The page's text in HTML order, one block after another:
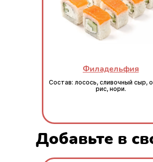
Филадельфия
Состав: лосось, сливочный сыр,
рис, нори.
Добавьте в